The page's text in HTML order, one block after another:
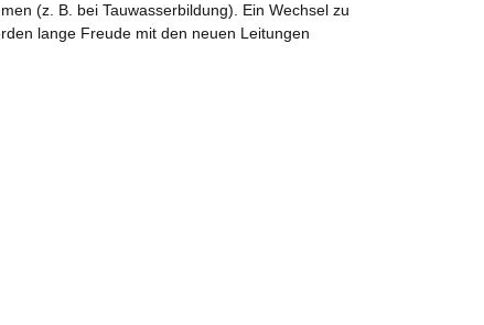
(z. B. bei Tauwasserbildung). Ein Wechsel zu
lange Freude mit den neuen Leitungen